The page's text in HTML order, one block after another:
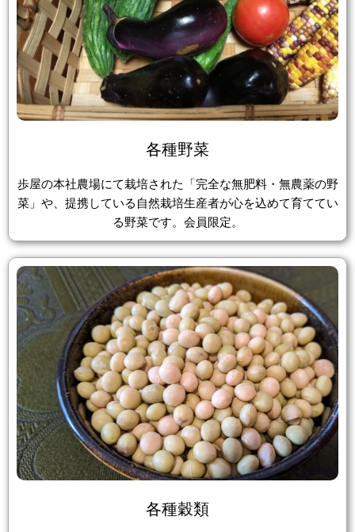
各種野菜
歩屋の本社農場にて栽培された「完全な無肥料・無農薬の野
菜」や、提携している自然栽培生産者が心を込めて育ててい
る野菜です。会員限定。
各種穀類